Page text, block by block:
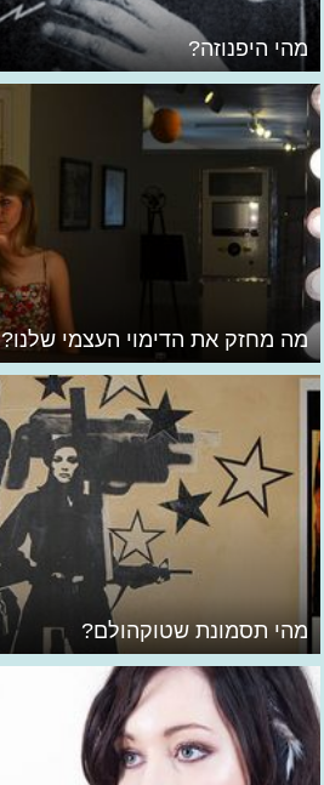
מהי היפנוזה?
מה מחזק את הדימוי העצמי שלנו?
מהי תסמונת שטוקהולם?